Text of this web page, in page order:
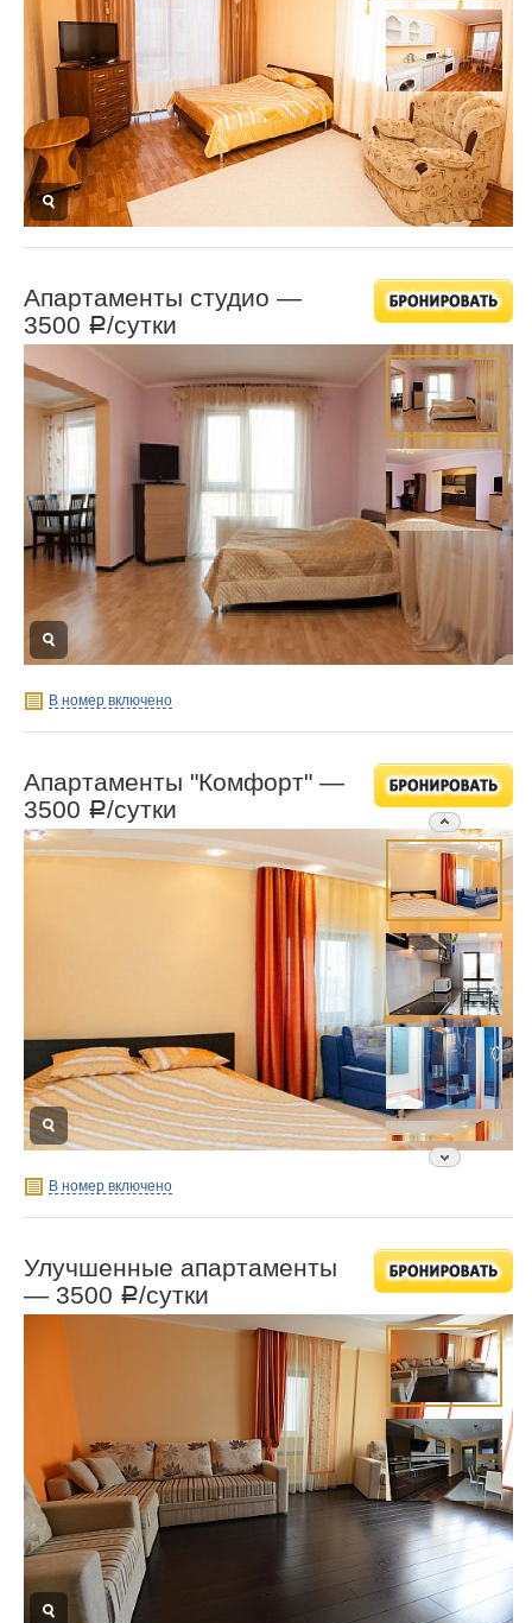
Апартаменты студио —
3500 Р/сутки
В номер включено
Апартаменты "Комфорт" —
3500 Р/сутки
В номер включено
Улучшенные апартаменты
— 3500 Р/сутки